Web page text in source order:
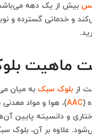
بیش از یک دهه می‌باشد
و خدماتی گسترده و
ماهیت
از بلوک سبک به میان
(
AAC)، هوا و مواد معدنی
و دانسیته پایین
علاوه بر آن، بلوک